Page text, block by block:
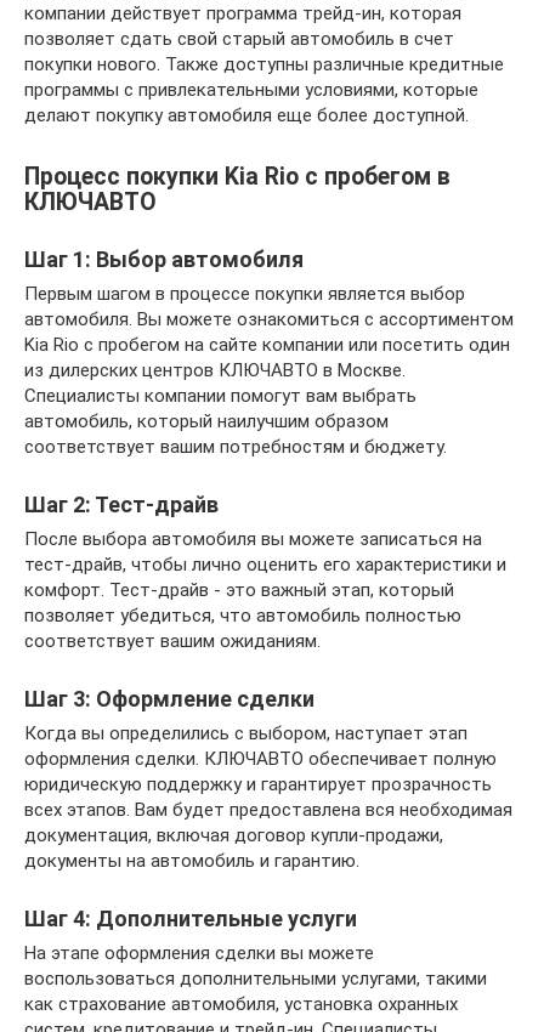
компании действует программа трейд-ин, которая
позволяет сдать свой старый автомобиль в счет
покупки нового. Также доступны различные кредитные
программы с привлекательными условиями, которые
делают покупку автомобиля еще более доступной.
Процесс покупки Kia Rio с пробегом в
КЛЮЧАВТО
Шаг 1: Выбор автомобиля
Первым шагом в процессе покупки является выбор
автомобиля. Вы можете ознакомиться с ассортиментом
Kia Rio с пробегом на сайте компании или посетить один
из дилерских центров КЛЮЧАВТО в Москве.
Специалисты компании помогут вам выбрать
автомобиль, который наилучшим образом
соответствует вашим потребностям и бюджету.
Шаг 2: Тест-драйв
После выбора автомобиля вы можете записаться на
тест-драйв, чтобы лично оценить его характеристики и
комфорт. Тест-драйв - это важный этап, который
позволяет убедиться, что автомобиль полностью
соответствует вашим ожиданиям.
Шаг 3: Оформление сделки
Когда вы определились с выбором, наступает этап
оформления сделки. КЛЮЧАВТО обеспечивает полную
юридическую поддержку и гарантирует прозрачность
всех этапов. Вам будет предоставлена вся необходимая
документация, включая договор купли-продажи,
документы на автомобиль и гарантию.
Шаг 4: Дополнительные услуги
На этапе оформления сделки вы можете
воспользоваться дополнительными услугами, такими
как страхование автомобиля, установка охранных